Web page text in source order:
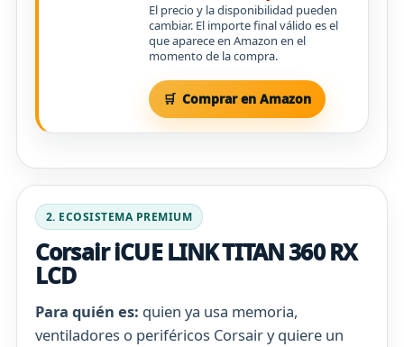
El precio y la disponibilidad pueden
cambiar. El importe final válido es el
que aparece en Amazon en el
momento de la compra.
Comprar en Amazon
2. ECOSISTEMA PREMIUM
Corsair iCUE LINK TITAN 360 RX
LCD
Para quién es: quien ya usa memoria,
ventiladores o periféricos Corsair y quiere un